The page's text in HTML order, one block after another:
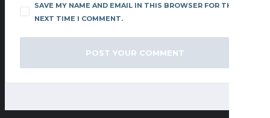
SAVE MY NAME AND EMAIL IN THIS BROWSER FOR THE
NEXT TIME I COMMENT.